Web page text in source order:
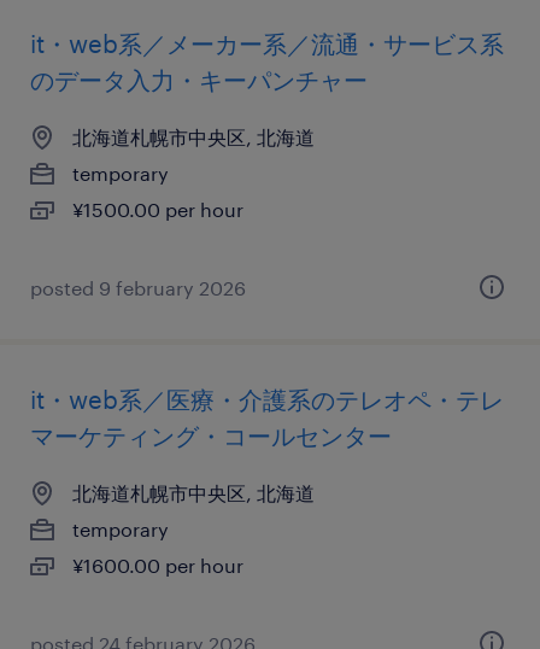
it・web系／メーカー系／流通・サービス系
のデータ入力・キーパンチャー
北海道札幌市中央区, 北海道
temporary
¥1500.00 per hour
posted 9 february 2026
it・web系／医療・介護系のテレオペ・テレ
マーケティング・コールセンター
北海道札幌市中央区, 北海道
temporary
¥1600.00 per hour
posted 24 february 2026